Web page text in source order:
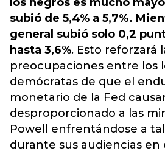
subió de 5,4% a 5,7%.
general subió solo 0,2
hasta 3,6%. Esto reforzará
preocupaciones entre los
demócratas de que el
monetario de la Fed
desproporcionado a las
Powell enfrentándose a
durante sus audiencias en